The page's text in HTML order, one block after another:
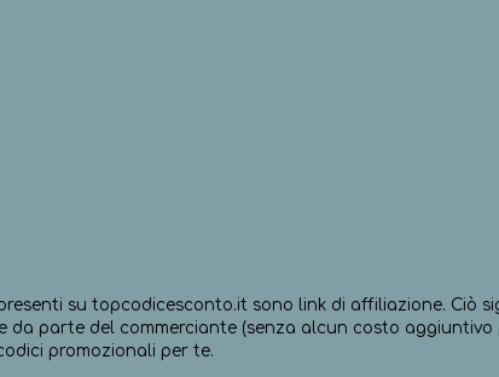
su topcodicesconto.it sono link di affiliazione. Ciò
da parte del commerciante (senza alcun costo
promozionali per te.